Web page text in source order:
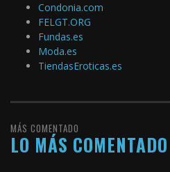
Condonia.com
FELGT.ORG
Fundas.es
Moda.es
TiendasEroticas.es
MÁS COMENTADO
LO MÁS COMENTADO